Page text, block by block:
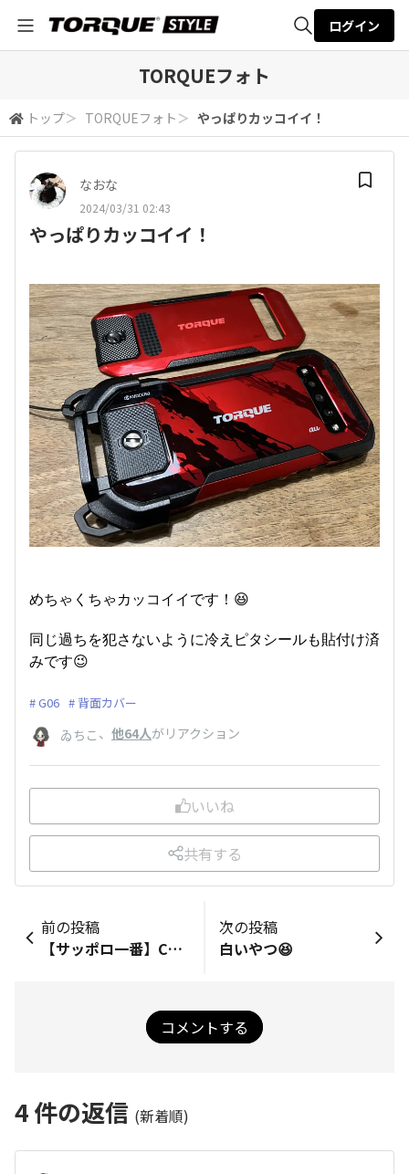
検索
ログイン
TORQUEフォト
トップ＞ TORQUEフォト ＞ やっぱりカッコイイ！
なおな
2024/03/31 02:43
やっぱりカッコイイ！
めちゃくちゃカッコイイです！😆
同じ過ちを犯さないように冷えピタシールも貼付け済
みです😉
G06 背面カバー
ゐちこ 、 他64人がリアクション
いいね
共有する
前の投稿
【サッポロ一番】Cup Star【乃木坂46】
次の投稿
白いやつ😆
コメントする
4件の返信 (新着順)